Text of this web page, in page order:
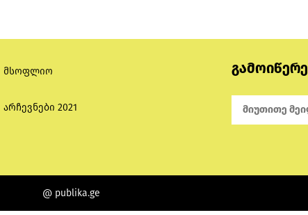
მსოფლიო
არჩევნები 2021
გამოიწერე
@ publika.ge